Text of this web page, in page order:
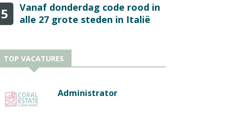
5
Vanaf donderdag code rood in
alle 27 grote steden in Italië
TOP VACATURES
Administrator